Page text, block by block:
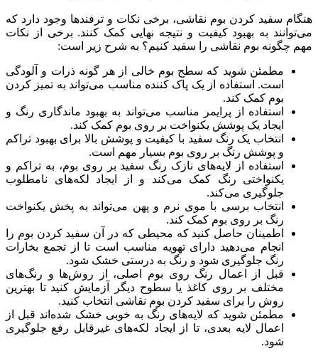
هنگام سفید کردن بوم نقاشی، برخی نکات و ترفندها وجود دارد که
می‌توانند به بهبود کیفیت و نتیجه نهایی کمک کنند. برخی از نکات
مهم چگونه بوم نقاشی را سفید کنیم؟ به شرح زیر است:
مطمئن شوید که سطح بوم خالی از هر گونه ذرات و آلودگی
است. استفاده از یک پاک کننده مناسب می‌تواند به تمیز کردن
بوم کمک کند.
استفاده از پرایمر مناسب می‌تواند به بهبود ماندگاری رنگ و
ایجاد یک پوشش یکنواخت بر روی بوم کمک کند.
انتخاب یک رنگ سفید با کیفیت و پوشش بالا برای بهبود تراکم
و پوشش رنگ بر روی بوم بسیار مهم است.
استفاده از لایه‌های نازک رنگ سفید بر روی بوم، به تراکم و
یکنواختی رنگ کمک می‌کند و از ایجاد لکه‌های نامطلوب
جلوگیری می‌کند.
انتخاب برسی با موی نرم و پهن می‌تواند به پخش یکنواخت
رنگ بر روی بوم کمک کند.
اطمینان حاصل کنید که محیطی که در آن سفید کردن بوم را
انجام می‌دهید دارای تهویه مناسب است تا از تجمع بخارات
رنگ جلوگیری شود و رنگ به درستی خشک شود.
قبل از اعمال رنگ روی بوم اصلی، از روش‌ها و رنگ‌های
مختلف بر روی کاغذ یا سطوح دیگر آزمایش کنید تا بهترین
روش را برای سفید کردن بوم نقاشی انتخاب کنید.
مطمئن شوید که لایه‌های رنگ به خوبی خشک شده‌اند قبل از
اعمال لایه بعدی، تا از ایجاد لکه‌های غیرقابل رفع جلوگیری
شود.